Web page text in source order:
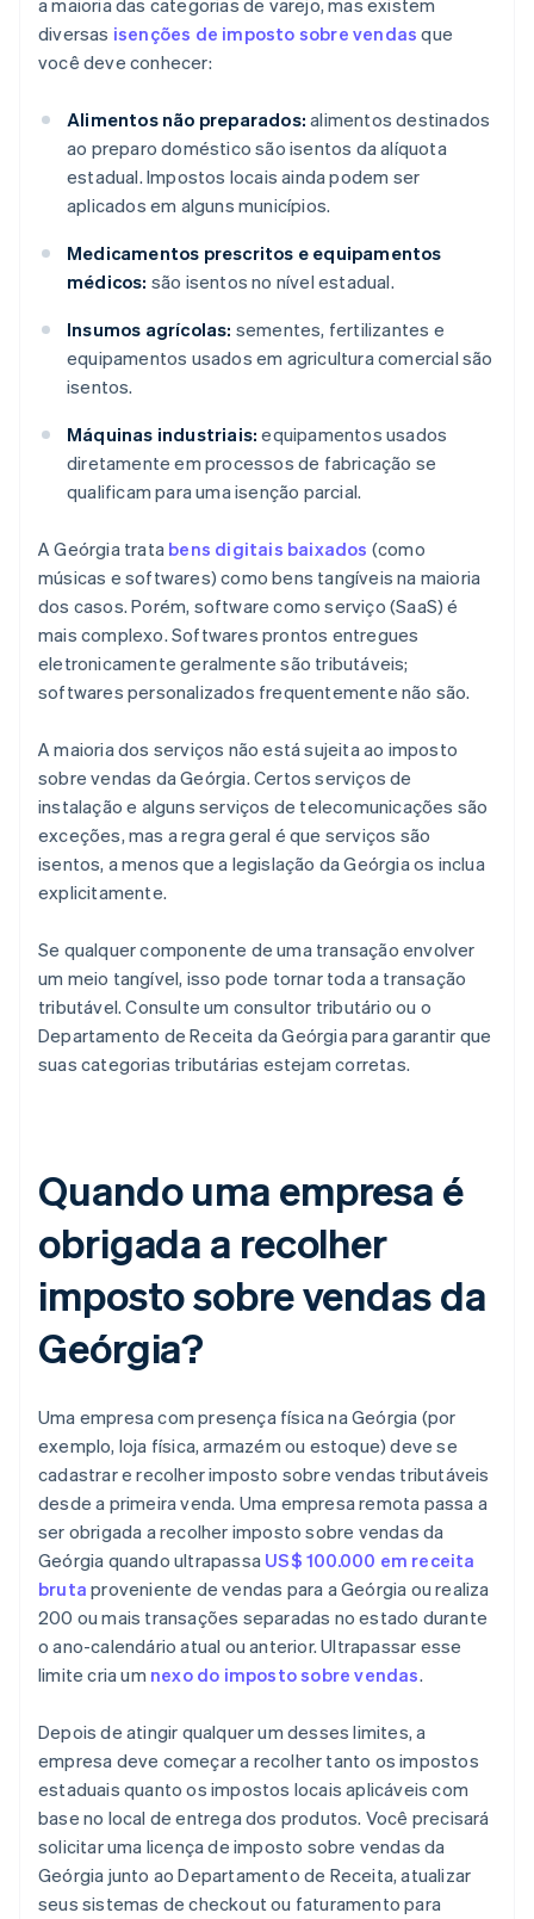
a maioria das categorias de varejo, mas existem
diversas isenções de imposto sobre vendas que
você deve conhecer:
Alimentos não preparados: alimentos destinados
ao preparo doméstico são isentos da alíquota
estadual. Impostos locais ainda podem ser
aplicados em alguns municípios.
Medicamentos prescritos e equipamentos
médicos: são isentos no nível estadual.
Insumos agrícolas: sementes, fertilizantes e
equipamentos usados em agricultura comercial são
isentos.
Máquinas industriais: equipamentos usados
diretamente em processos de fabricação se
qualificam para uma isenção parcial.
A Geórgia trata bens digitais baixados (como
músicas e softwares) como bens tangíveis na maioria
dos casos. Porém, software como serviço (SaaS) é
mais complexo. Softwares prontos entregues
eletronicamente geralmente são tributáveis;
softwares personalizados frequentemente não são.
A maioria dos serviços não está sujeita ao imposto
sobre vendas da Geórgia. Certos serviços de
instalação e alguns serviços de telecomunicações são
exceções, mas a regra geral é que serviços são
isentos, a menos que a legislação da Geórgia os inclua
explicitamente.
Se qualquer componente de uma transação envolver
um meio tangível, isso pode tornar toda a transação
tributável. Consulte um consultor tributário ou o
Departamento de Receita da Geórgia para garantir que
suas categorias tributárias estejam corretas.
Quando uma empresa é
obrigada a recolher
imposto sobre vendas da
Geórgia?
Uma empresa com presença física na Geórgia (por
exemplo, loja física, armazém ou estoque) deve se
cadastrar e recolher imposto sobre vendas tributáveis
desde a primeira venda. Uma empresa remota passa a
ser obrigada a recolher imposto sobre vendas da
Geórgia quando ultrapassa US$ 100.000 em receita
bruta proveniente de vendas para a Geórgia ou realiza
200 ou mais transações separadas no estado durante
o ano-calendário atual ou anterior. Ultrapassar esse
limite cria um nexo do imposto sobre vendas.
Depois de atingir qualquer um desses limites, a
empresa deve começar a recolher tanto os impostos
estaduais quanto os impostos locais aplicáveis com
base no local de entrega dos produtos. Você precisará
solicitar uma licença de imposto sobre vendas da
Geórgia junto ao Departamento de Receita, atualizar
seus sistemas de checkout ou faturamento para